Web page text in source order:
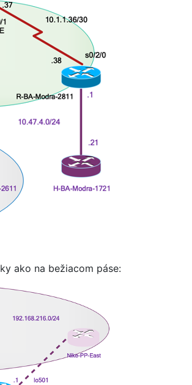
ky ako na bežiacom páse: